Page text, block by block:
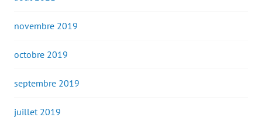
novembre 2019
octobre 2019
septembre 2019
juillet 2019